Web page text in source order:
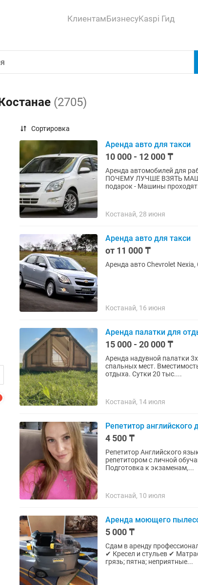
КлиентамБизнесуKaspi Гид
(2705)
Сортировка
Аренда авто для такси
10 000 - 12 000 ₸
Аренда автомобилей для
ПОЧЕМУ ЛУЧШЕ ВЗЯТЬ МАШИНУ У НАС? - У нас самые низкие
подарок - Машины
Костанай, 28 июня
Аренда авто для такси
от 11 000 ₸
Аренда авто Chevrolet
Костанай, 16 июня
Аренда палатки для
15 000 - 20 000 ₸
Аренда надувной палатки
спальных мест.
отдыха. Сутки 20 тыс....
Костанай, 14 июля
Репетитор
4 500 ₸
Репетитор Английского
репетитором с личной обучающей методикой с
Подготовка к экзаменам,...
Костанай, 10 июля
Аренда моющего
5 000 ₸
Сдам в аренду
✔ Кресел и стульев ✔
грязь; пятна; неприятные...